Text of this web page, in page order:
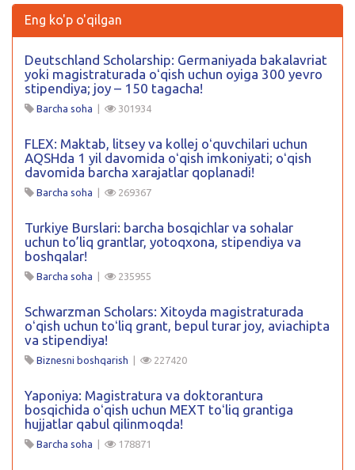
Eng ko'p o'qilgan
Deutschland Scholarship: Germaniyada bakalavriat
yoki magistraturada oʻqish uchun oyiga 300 yevro
stipendiya; joy – 150 tagacha!
Barcha soha | 301934
FLEX: Maktab, litsey va kollej oʻquvchilari uchun
AQSHda 1 yil davomida oʻqish imkoniyati; oʻqish
davomida barcha xarajatlar qoplanadi!
Barcha soha | 269367
Turkiye Burslari: barcha bosqichlar va sohalar
uchun to’liq grantlar, yotoqxona, stipendiya va
boshqalar!
Barcha soha | 235955
Schwarzman Scholars: Xitoyda magistraturada
oʻqish uchun toʻliq grant, bepul turar joy, aviachipta
va stipendiya!
Biznesni boshqarish | 227420
Yaponiya: Magistratura va doktorantura
bosqichida oʻqish uchun MEXT toʻliq grantiga
hujjatlar qabul qilinmoqda!
Barcha soha | 178871